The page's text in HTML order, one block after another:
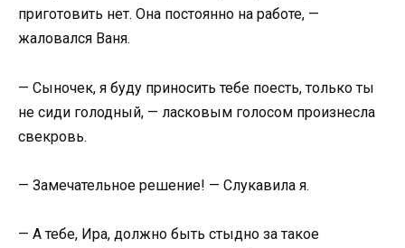
приготовить нет. Она постоянно на работе, —
жаловался Ваня.
— Сыночек, я буду приносить тебе поесть, только ты
не сиди голодный, — ласковым голосом произнесла
свекровь.
— Замечательное решение! — Слукавила я.
— А тебе, Ира, должно быть стыдно за такое